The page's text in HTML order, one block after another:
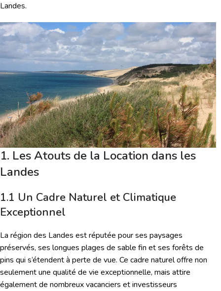
Landes.
1. Les Atouts de la Location dans les
Landes
1.1 Un Cadre Naturel et Climatique
Exceptionnel
La région des Landes est réputée pour ses paysages
préservés, ses longues plages de sable fin et ses forêts de
pins qui s’étendent à perte de vue. Ce cadre naturel offre non
seulement une qualité de vie exceptionnelle, mais attire
également de nombreux vacanciers et investisseurs